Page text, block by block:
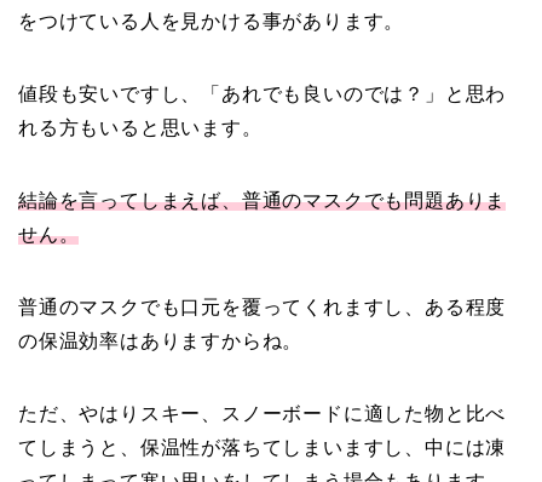
をつけている人を見かける事があります。
値段も安いですし、「あれでも良いのでは？」と思わ
れる方もいると思います。
結論を言ってしまえば、普通のマスクでも問題ありま
せん。
普通のマスクでも口元を覆ってくれますし、ある程度
の保温効率はありますからね。
ただ、やはりスキー、スノーボードに適した物と比べ
てしまうと、保温性が落ちてしまいますし、中には凍